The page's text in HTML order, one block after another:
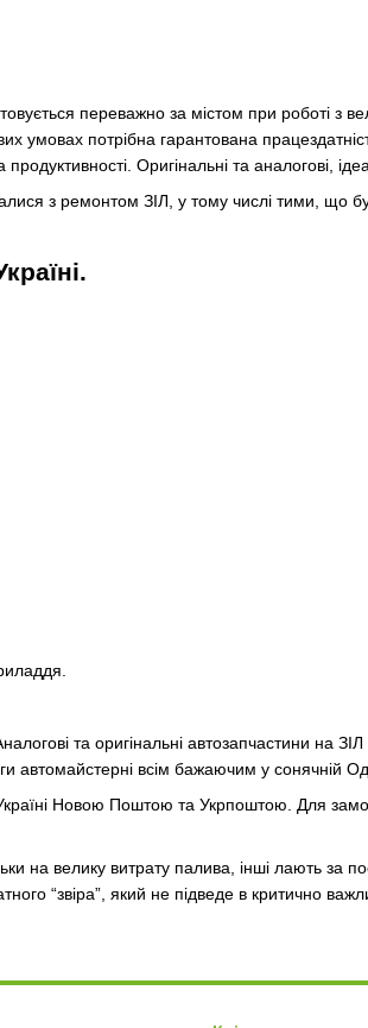
переважно за містом при роботі з
умовах потрібна гарантована
Оригінальні та аналогові,
з ремонтом ЗІЛ, у тому числі тими, що
та оригінальні автозапчастини на ЗІЛ
всім бажаючим у сонячній
Новою Поштою та Укрпоштою. Для
на велику витрату палива, інші лають
“звіра”, який не підведе в критично